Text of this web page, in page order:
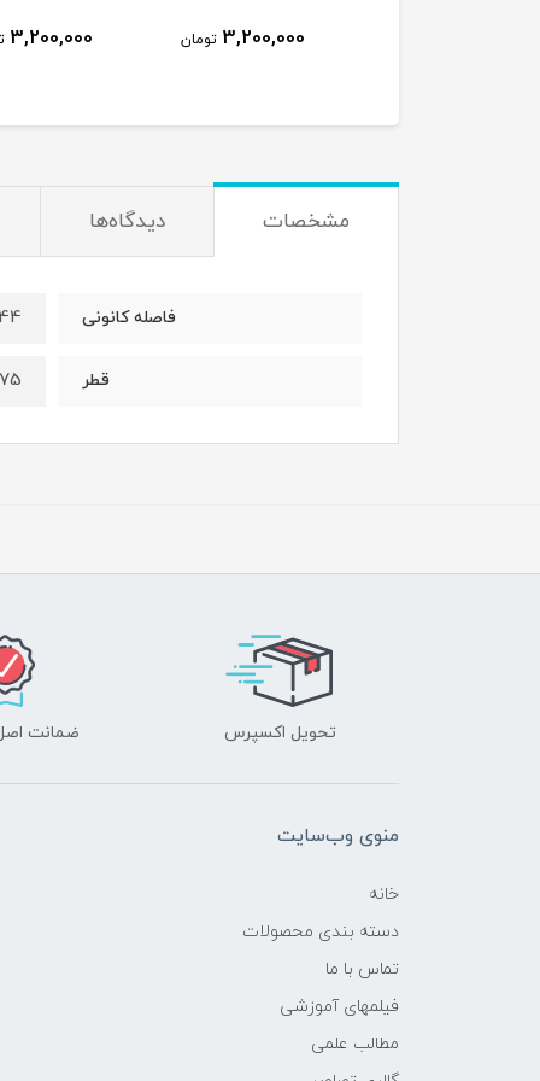
3,200,000 تومان 3,200,000
مشخصات دیدگاه‌ها
فاصله کانونی 44میلیمتر
قطر
تحویل اکسپرس ضمانت
منوی وب‌سایت
خانه
دسته بندی محصولات
تماس با ما
فیلمهای آموزشی
مطالب علمی